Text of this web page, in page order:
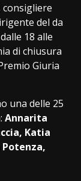
del da
18 alle
di chiusura
Giuria
una delle 25
Annarita
Katia